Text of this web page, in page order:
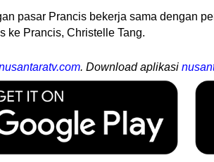
pasar Prancis bekerja sama dengan
ke Prancis, Christelle Tang.
. Download aplikasi